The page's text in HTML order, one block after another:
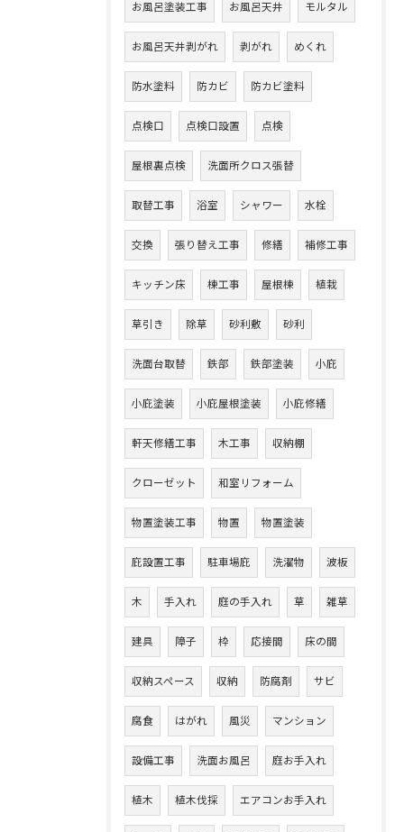
お風呂塗装工事 お風呂天井 モルタル
お風呂天井剥がれ 剥がれ めくれ
防水塗料 防カビ 防カビ塗料
点検口 点検口設置 点検
屋根裏点検 洗面所クロス張替
取替工事 浴室 シャワー 水栓
交換 張り替え工事 修繕 補修工事
キッチン床 棟工事 屋根棟 植栽
草引き 除草 砂利敷 砂利
洗面台取替 鉄部 鉄部塗装 小庇
小庇塗装 小庇屋根塗装 小庇修繕
軒天修繕工事 木工事 収納棚
クローゼット 和室リフォーム
物置塗装工事 物置 物置塗装
庇設置工事 駐車場庇 洗濯物 波板
木 手入れ 庭の手入れ 草 雑草
建具 障子 枠 応接間 床の間
収納スペース 収納 防腐剤 サビ
腐食 はがれ 風災 マンション
設備工事 洗面お風呂 庭お手入れ
植木 植木伐採 エアコンお手入れ